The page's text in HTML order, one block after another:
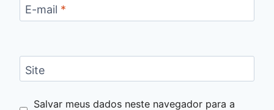
E-mail *
Site
Salvar meus dados neste navegador para a